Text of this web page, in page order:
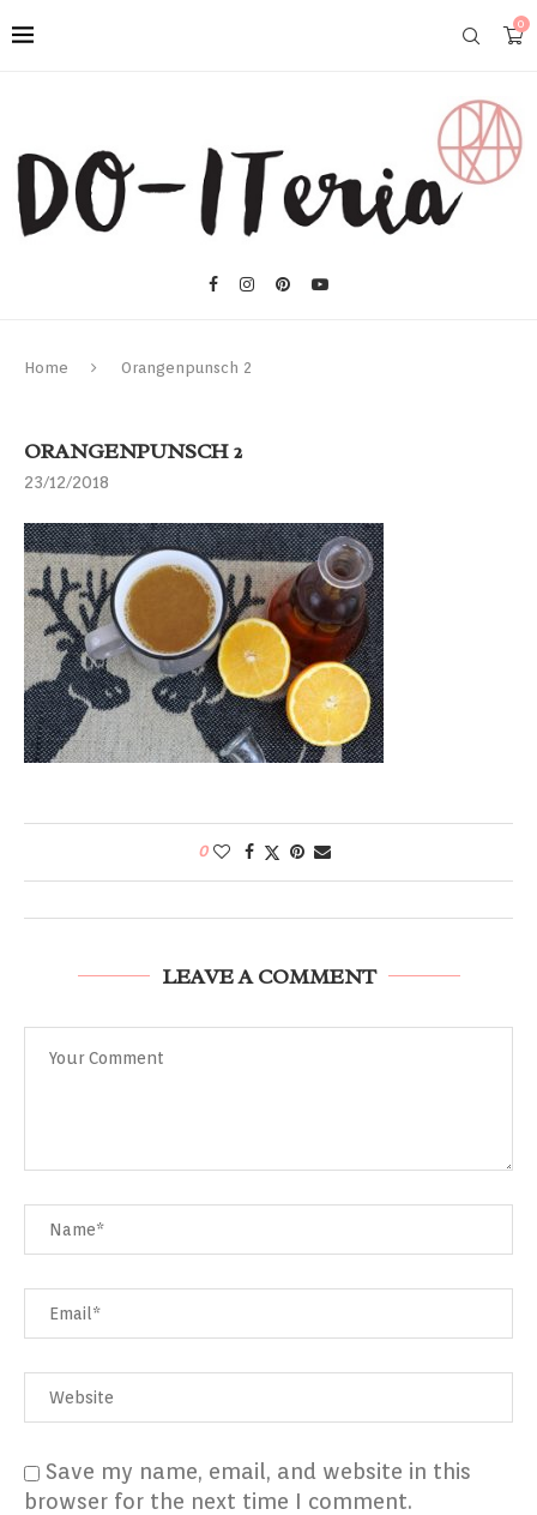
0
Home Orangenpunsch 2
ORANGENPUNSCH 2
23/12/2018
0
LEAVE A COMMENT
Save my name, email, and website in this
browser for the next time I comment.